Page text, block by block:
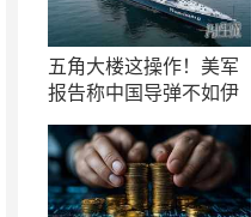
五角大楼这操作！美军
报告称中国导弹不如伊